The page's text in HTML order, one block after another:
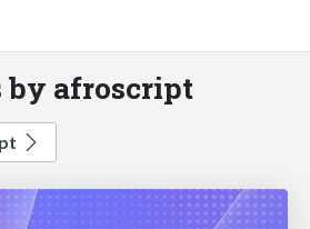
by afroscript